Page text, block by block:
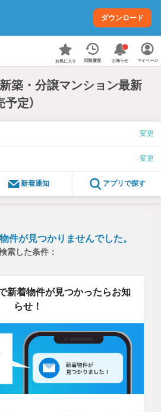
ダウンロード
お気に入り 閲覧履歴 お知らせ マイページ
新築・分譲マンション最新
定）
変更
変更
新着通知 アプリで探す
件が見つかりませんでした。
索した条件：
新着物件が見つかったらお知
らせ！